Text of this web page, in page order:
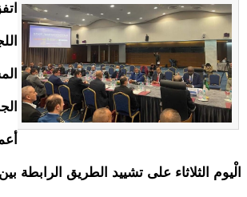
الْيوم الثلاثاء على تشييد الطريق الرابطة